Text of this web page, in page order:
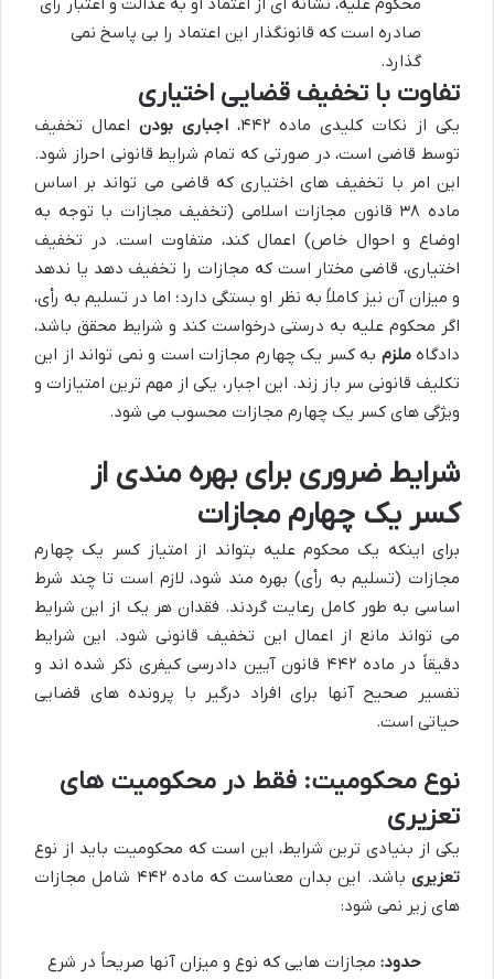
محکوم علیه، نشانه ای از اعتماد او به عدالت و اعتبار رأی
صادره است که قانونگذار این اعتماد را بی پاسخ نمی
گذارد.
تفاوت با تخفیف قضایی اختیاری
یکی از نکات کلیدی ماده ۴۴۲، اجباری بودن اعمال تخفیف
توسط قاضی است، در صورتی که تمام شرایط قانونی احراز شود.
این امر با تخفیف های اختیاری که قاضی می تواند بر اساس
ماده ۳۸ قانون مجازات اسلامی (تخفیف مجازات با توجه به
اوضاع و احوال خاص) اعمال کند، متفاوت است. در تخفیف
اختیاری، قاضی مختار است که مجازات را تخفیف دهد یا ندهد
و میزان آن نیز کاملاً به نظر او بستگی دارد؛ اما در تسلیم به رأی،
اگر محکوم علیه به درستی درخواست کند و شرایط محقق باشد،
دادگاهملزم به کسر یک چهارم مجازات است و نمی تواند از این
تکلیف قانونی سر باز زند. این اجبار، یکی از مهم ترین امتیازات و
ویژگی های کسر یک چهارم مجازات محسوب می شود.
شرایط ضروری برای بهره مندی از
کسر یک چهارم مجازات
برای اینکه یک محکوم علیه بتواند از امتیاز کسر یک چهارم
مجازات (تسلیم به رأی) بهره مند شود، لازم است تا چند شرط
اساسی به طور کامل رعایت گردند. فقدان هر یک از این شرایط
می تواند مانع از اعمال این تخفیف قانونی شود. این شرایط
دقیقاً در ماده ۴۴۲ قانون آیین دادرسی کیفری ذکر شده اند و
تفسیر صحیح آنها برای افراد درگیر با پرونده های قضایی
حیاتی است.
نوع محکومیت: فقط در محکومیت های
تعزیری
یکی از بنیادی ترین شرایط، این است که محکومیت باید از نوع
تعزیری
باشد. این بدان معناست که ماده ۴۴۲ شامل مجازات
های زیر نمی شود:
حدود: مجازات هایی که نوع و میزان آنها صریحاً در شرع